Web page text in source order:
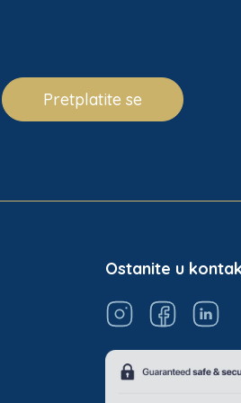
Pretplatite se
Ostanite u